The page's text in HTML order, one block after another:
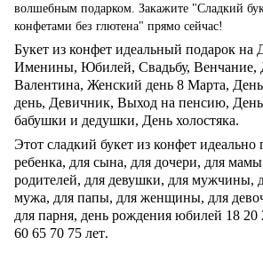
волшебным подарком. Закажите "Сладкий
конфетами без глютена" прямо сейчас!
Букет из конфет идеальный подарок на
Именины, Юбилей, Свадьбу, Венчание,
Валентина, Женский день 8 Марта,
день, Девичник, Выход на пенсию,
бабушки и дедушки, День холостяка.
Этот сладкий букет из конфет идеально
ребенка, для сына, для дочери, для
родителей, для девушки, для мужчины,
мужа, для папы, для женщины, для
для парня, день рождения юбилей 18 20
60 65 70 75 лет.